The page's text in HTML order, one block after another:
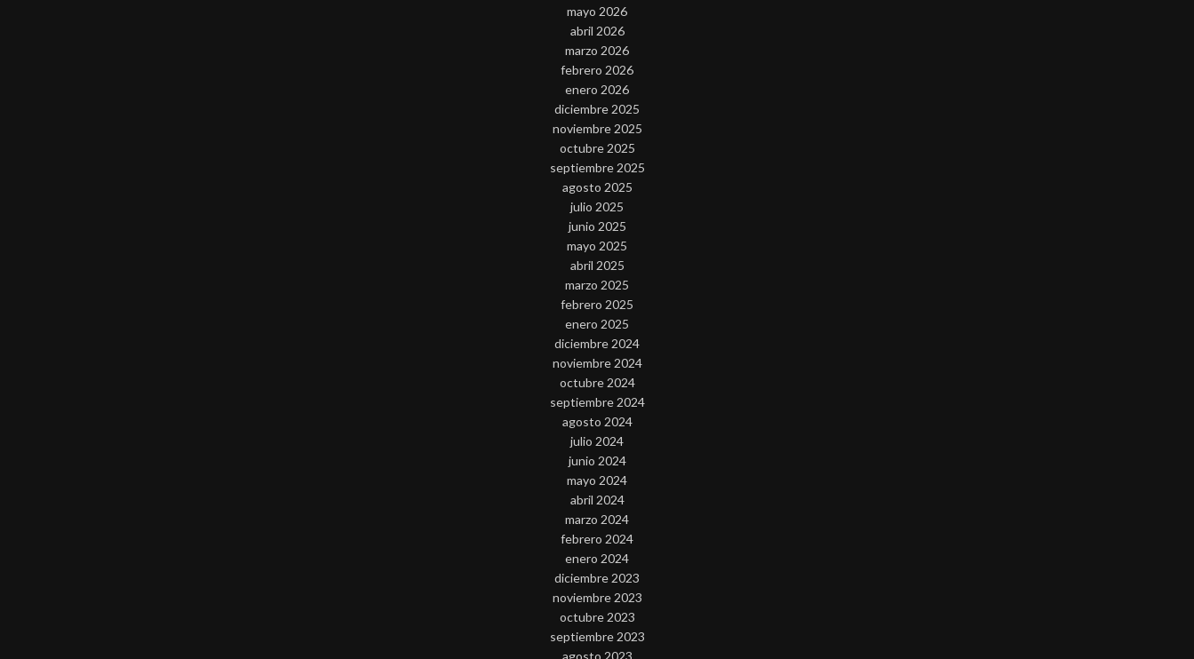
mayo 2026
abril 2026
marzo 2026
febrero 2026
enero 2026
diciembre 2025
noviembre 2025
octubre 2025
septiembre 2025
agosto 2025
julio 2025
junio 2025
mayo 2025
abril 2025
marzo 2025
febrero 2025
enero 2025
diciembre 2024
noviembre 2024
octubre 2024
septiembre 2024
agosto 2024
julio 2024
junio 2024
mayo 2024
abril 2024
marzo 2024
febrero 2024
enero 2024
diciembre 2023
noviembre 2023
octubre 2023
septiembre 2023
agosto 2023